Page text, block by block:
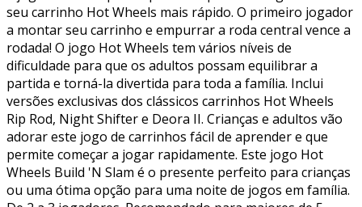
seu carrinho Hot Wheels mais rápido. O primeiro jogador
a montar seu carrinho e empurrar a roda central vence a
rodada! O jogo Hot Wheels tem vários níveis de
dificuldade para que os adultos possam equilibrar a
partida e torná-la divertida para toda a família. Inclui
versões exclusivas dos clássicos carrinhos Hot Wheels
Rip Rod, Night Shifter e Deora II. Crianças e adultos vão
adorar este jogo de carrinhos fácil de aprender e que
permite começar a jogar rapidamente. Este jogo Hot
Wheels Build 'N Slam é o presente perfeito para crianças
ou uma ótima opção para uma noite de jogos em família.